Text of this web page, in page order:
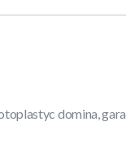
domina,